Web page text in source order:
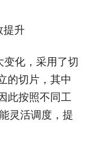
提升
化，采用了切
的切片，其中
此按照不同工
灵活调度，提